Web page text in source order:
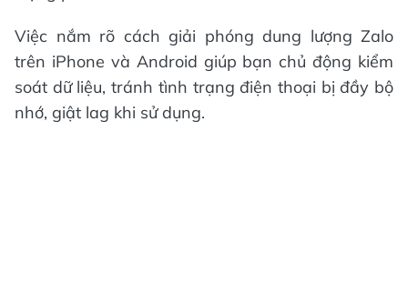
Việc nắm rõ cách giải phóng dung lượng Zalo
trên iPhone và Android giúp bạn chủ động kiểm
soát dữ liệu, tránh tình trạng điện thoại bị đầy bộ
nhớ, giật lag khi sử dụng.